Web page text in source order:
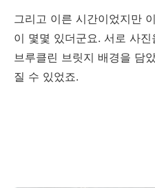
그리고 이른 시간이었지만
이 몇몇 있더군요. 서로 사
브루클린 브릿지 배경을 담
질 수 있었죠.